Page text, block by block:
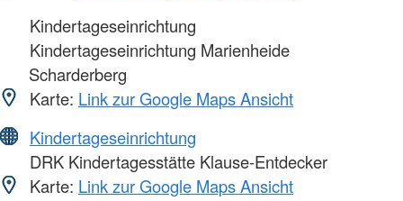
Kindertageseinrichtung
Kindertageseinrichtung Marienheide
Scharderberg
Karte: Link zur Google Maps Ansicht
Kindertageseinrichtung
DRK Kindertagesstätte Klause-Entdecker
Karte: Link zur Google Maps Ansicht